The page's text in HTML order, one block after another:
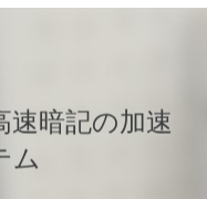
速暗記の加速
ム